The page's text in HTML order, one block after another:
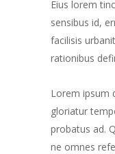
Eius lorem
sensibus id,
facilisis
rationibus
Lorem ipsum
gloriatur
probatus ad.
ne omnes